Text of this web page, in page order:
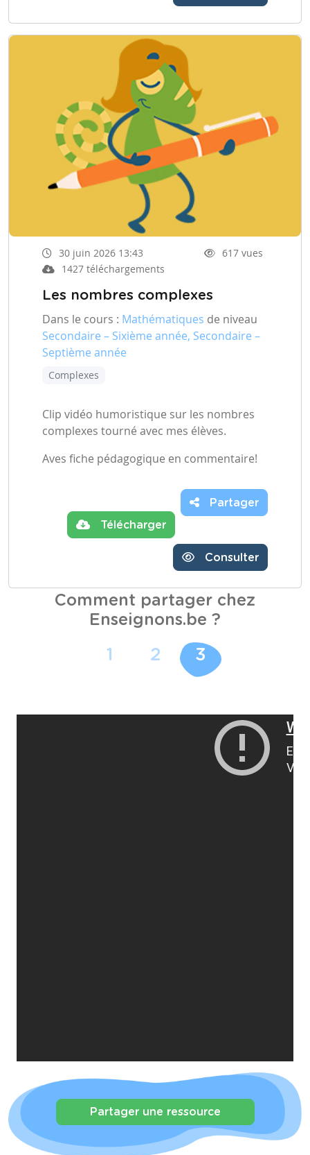
30 juin 2026 13:43
617 vues
1427 téléchargements
Les nombres complexes
Dans le cours : Mathématiques de niveau
Secondaire – Sixième année, Secondaire –
Septième année
Complexes
Clip vidéo humoristique sur les nombres
complexes tourné avec mes élèves.
Aves fiche pédagogique en commentaire!
Télécharger
Partager
Consulter
Comment partager chez
Enseignons.be ?
1 2 3
Partager une ressource